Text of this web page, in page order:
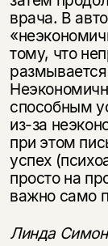
врача. В
тому, что
размывается
способным
из-за
при этом
успех
просто на
важно само
Линда